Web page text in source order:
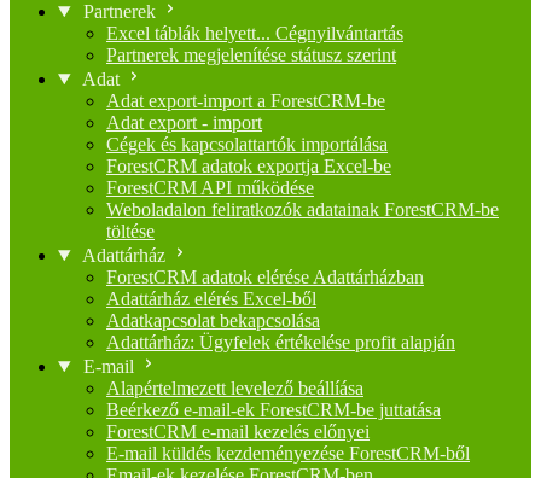
Partnerek
Excel táblák helyett... Cégnyilvántartás
Partnerek megjelenítése státusz szerint
Adat
Adat export-import a ForestCRM-be
Adat export - import
Cégek és kapcsolattartók importálása
ForestCRM adatok exportja Excel-be
ForestCRM API működése
Weboladalon feliratkozók adatainak ForestCRM-be
töltése
Adattárház
ForestCRM adatok elérése Adattárházban
Adattárház elérés Excel-ből
Adatkapcsolat bekapcsolása
Adattárház: Ügyfelek értékelése profit alapján
E-mail
Alapértelmezett levelező beállíása
Beérkező e-mail-ek ForestCRM-be juttatása
ForestCRM e-mail kezelés előnyei
E-mail küldés kezdeményezése ForestCRM-ből